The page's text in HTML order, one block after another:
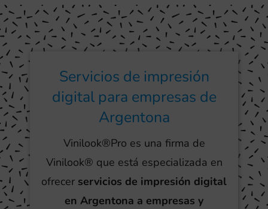
Servicios de impresión
digital para empresas de
Argentona
Vinilook®Pro es una firma de
Vinilook® que está especializada en
ofrecer servicios de impresión digital
en Argentona a empresas y